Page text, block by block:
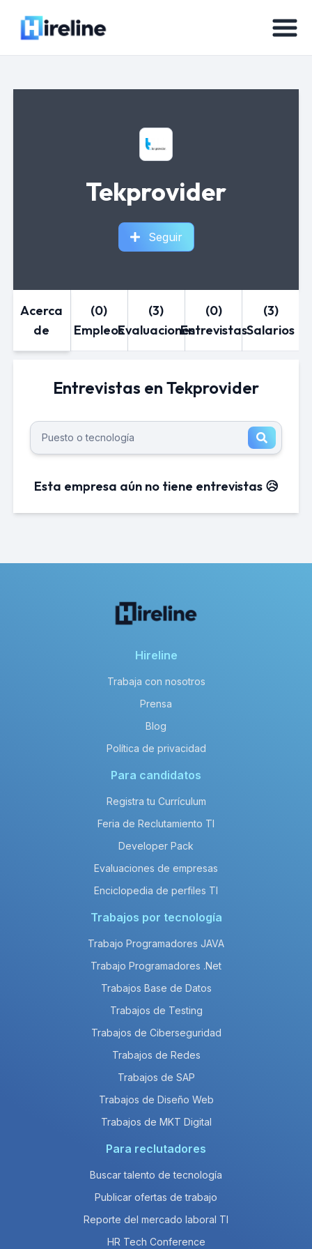
Tekprovider
Seguir
Acerca
de
(0)
Empleos
(3)
Evaluaciones
(0)
Entrevistas
(3)
Salarios
Entrevistas en Tekprovider
Esta empresa aún no tiene entrevistas 😥
Hireline
Trabaja con nosotros
Prensa
Blog
Política de privacidad
Para candidatos
Registra tu Currículum
Feria de Reclutamiento TI
Developer Pack
Evaluaciones de empresas
Enciclopedia de perfiles TI
Trabajos por tecnología
Trabajo Programadores JAVA
Trabajo Programadores .Net
Trabajos Base de Datos
Trabajos de Testing
Trabajos de Ciberseguridad
Trabajos de Redes
Trabajos de SAP
Trabajos de Diseño Web
Trabajos de MKT Digital
Para reclutadores
Buscar talento de tecnología
Publicar ofertas de trabajo
Reporte del mercado laboral TI
HR Tech Conference